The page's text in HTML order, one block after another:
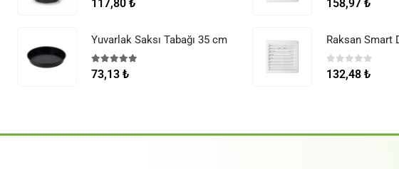
117,80 ₺
Yuvarlak Saksı Tabağı 35 cm
5.00 5 üzerinden
73,13 ₺
158,97 ₺
0 5 üzerinden
132,48 ₺